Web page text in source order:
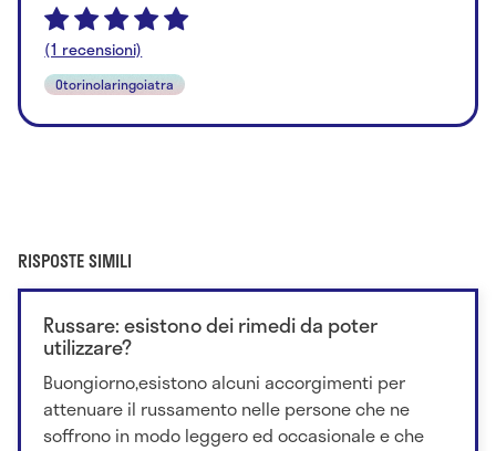
(1 recensioni)
Otorinolaringoiatra
RISPOSTE SIMILI
Russare: esistono dei rimedi da poter
utilizzare?
Buongiorno,esistono alcuni accorgimenti per
attenuare il russamento nelle persone che ne
soffrono in modo leggero ed occasionale e che